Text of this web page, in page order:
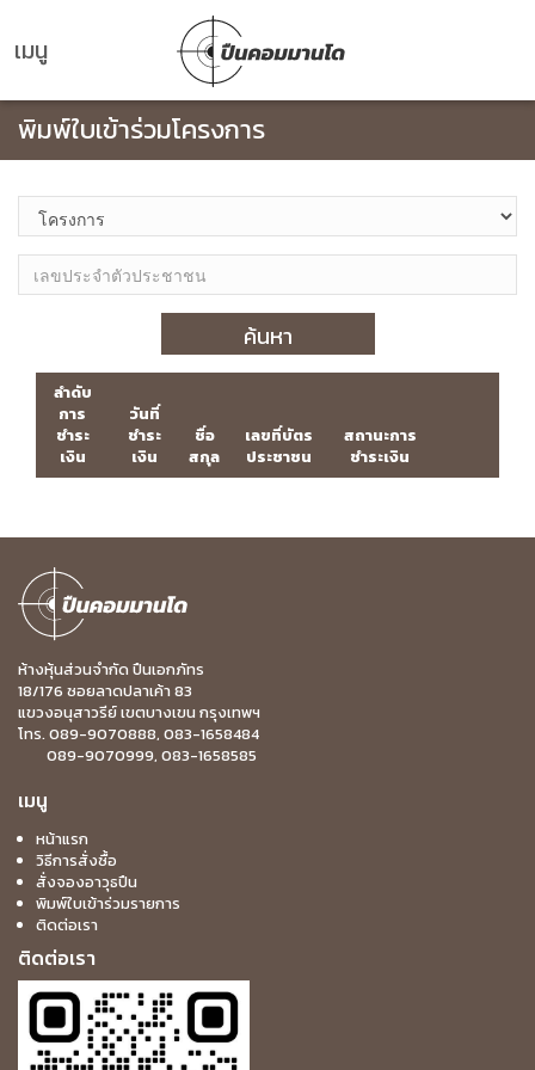
เมนู
พิมพ์ใบเข้าร่วมโครงการ
ค้นหา
ลำดับ
การ
ชำระ
เงิน
วันที่
ชำระ
เงิน
ชื่อ
สกุล
เลขที่บัตร
ประชาชน
สถานะการ
ชำระเงิน
ห้างหุ้นส่วนจำกัด ปืนเอกภัทร
18/176 ซอยลาดปลาเค้า 83
แขวงอนุสาวรีย์ เขตบางเขน กรุงเทพฯ
โทร. 089-9070888, 083-1658484
089-9070999, 083-1658585
เมนู
หน้าแรก
วิธีการสั่งซื้อ
สั่งจองอาวุธปืน
พิมพ์ใบเข้าร่วมรายการ
ติดต่อเรา
ติดต่อเรา